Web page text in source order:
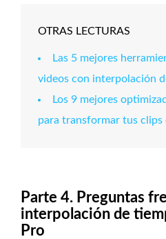
OTRAS LECTURAS
Las 5 mejores
videos con interpolación
Los 9 mejores
para transformar tus clips
Parte 4. Preguntas
interpolación de
Pro